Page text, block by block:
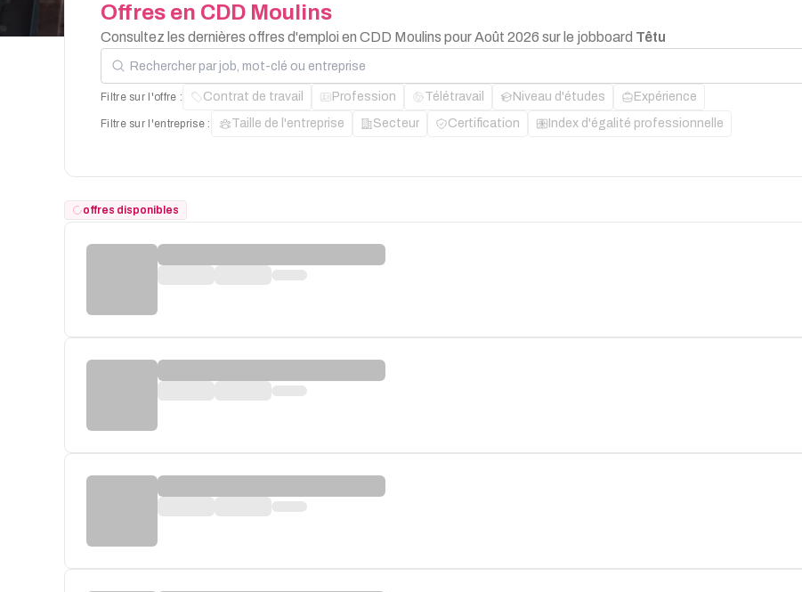
Offres en CDD Moulins
Consultez les dernières offres d'emploi en CDD Moulins pour Août 2026 sur le jobboard Têtu
Rechercher par job, mot-clé ou entreprise
Filtre sur l'offre : Contrat de travail Profession Télétravail Niveau d'études Expérience
Filtre sur l'entreprise : Taille de l'entreprise Secteur Certification Index d'égalité professionnelle
offres disponibles